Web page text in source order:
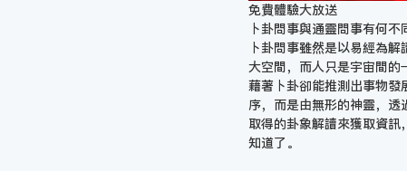
免費體驗大放送
卜卦問事與通靈問事有何不
卜卦問事雖然是以易經為
大空間，而人只是宇宙間
藉著卜卦卻能推測出事物發
序，而是由無形的神靈，
取得的卦象解讀來獲取資
知道了。